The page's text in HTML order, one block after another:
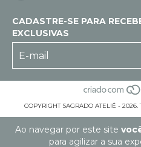
Ao navegar por este site
para agilizar a sua
CADASTRE-SE PARA
EXCLUSIVAS
COPYRIGHT SAGRADO ATELIÊ - 2026.